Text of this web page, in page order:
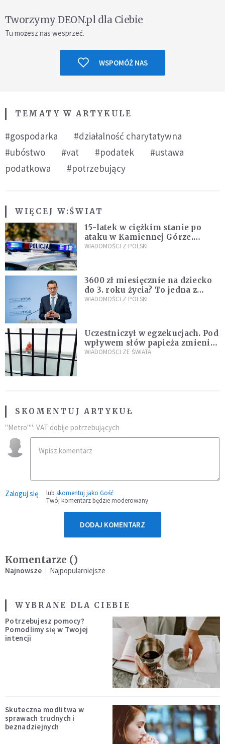
Tworzymy DEON.pl dla Ciebie
Tu możesz nas wesprzeć.
WSPOMÓŻ NAS
TEMATY W ARTYKULE
#gospodarka
#działalność charytatywna
#ubóstwo
#vat #podatek
#ustawa
podatkowa
#potrzebujący
WIĘCEJ W:ŚWIAT
15-latek w ciężkim stanie po
ataku w Kamiennej Górze.
Policja zatrzymała dwóch
WIADOMOŚCI Z POLSKI
3600 zł miesięcznie na dziecko
do 3. roku życia? To jedna z
propozycji programu "Rozwój
WIADOMOŚCI Z POLSKI
Uczestniczył w egzekucjach. Pod
wpływem słów papieża zmienił
zdanie
WIADOMOŚCI ZE ŚWIATA
SKOMENTUJ ARTYKUŁ
"Metro"": VAT dobije potrzebujących
Zaloguj się lub skomentuj jako Gość
Twój komentarz będzie moderowany
DODAJ KOMENTARZ
Komentarze ()
Najnowsze Najpopularniejsze
WYBRANE DLA CIEBIE
Potrzebujesz pomocy?
Pomodlimy się w Twojej
intencji
Skuteczna modlitwa w
sprawach trudnych i
beznadziejnych